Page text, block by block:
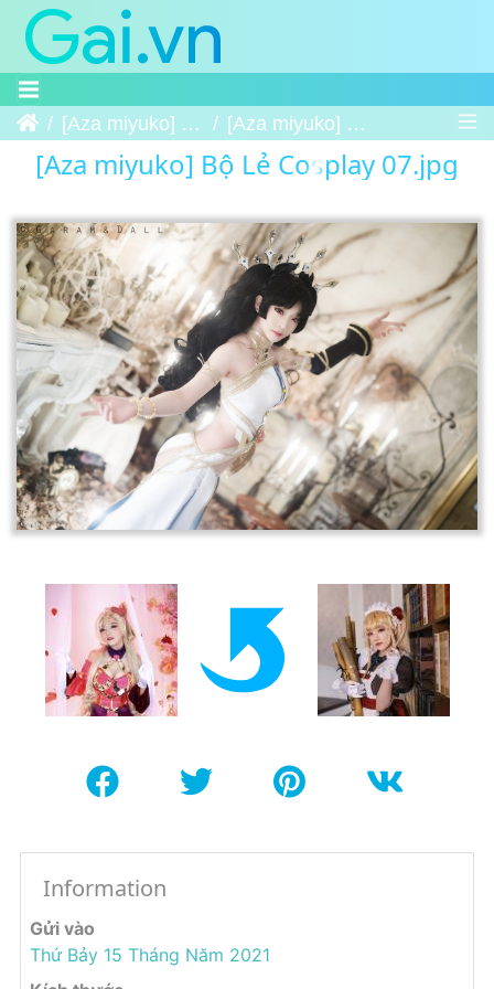
Trang chủ[Aza miyuko] Bộ Lẻ Cosplay [Aza miyuko] Bộ Lẻ Cosplay 07
[Aza miyuko] Bộ Lẻ Cosplay 07.jpg
Information
Gửi vào
Thứ Bảy 15 Tháng Năm 2021